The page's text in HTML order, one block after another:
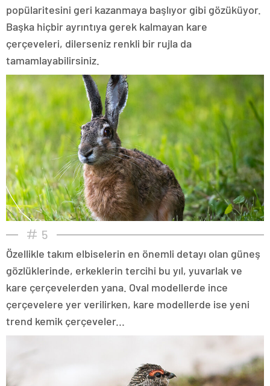
popülaritesini geri kazanmaya başlıyor gibi gözüküyor.
Başka hiçbir ayrıntıya gerek kalmayan kare
çerçeveleri, dilerseniz renkli bir rujla da
tamamlayabilirsiniz.
5
Özellikle takım elbiselerin en önemli detayı olan güneş
gözlüklerinde, erkeklerin tercihi bu yıl, yuvarlak ve
kare çerçevelerden yana. Oval modellerde ince
çerçevelere yer verilirken, kare modellerde ise yeni
trend kemik çerçeveler...